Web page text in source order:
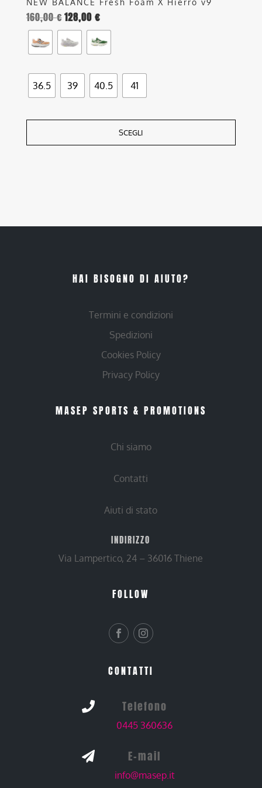
NEW BALANCE Fresh Foam X Hierro v9
160,00€128,00 €
36.5 39 40.5 41
SCEGLI
HAI BISOGNO DI AIUTO?
Termini e condizioni
Spedizioni
Cookies Policy
Privacy Policy
MASEP SPORTS & PROMOTIONS
Chi siamo
Contatti
Aiuti di stato
INDIRIZZO
Via Lampertico, 24 – 36016 Thiene
FOLLOW
CONTATTI
 Telefono
0445 360636
 E-mail
info@masep.it